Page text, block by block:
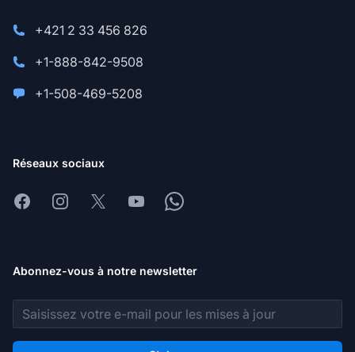
+421 2 33 456 826
+1-888-842-9508
+1-508-469-5208
Réseaux sociaux
FacebookInstagram
X YoutubeWhatsapp
Abonnez-vous à notre newsletter
Adresse e-mail